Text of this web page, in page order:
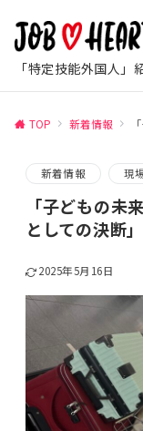
「特定技能外国人
TOP 新着情報
新着情報 現
「子どもの
としての決断」
2025年5月16日